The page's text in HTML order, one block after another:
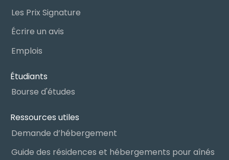
Les Prix Signature
Écrire un avis
Emplois
Étudiants
Bourse d'études
Ressources utiles
Demande d’hébergement
Guide des résidences et hébergements pour aînés